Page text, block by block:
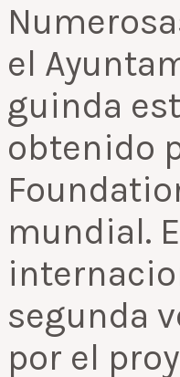
el
guinda
obtenido
mundial.
segunda
por el